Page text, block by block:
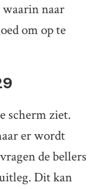
waarin naar
om op te
scherm ziet.
er wordt
de bellers
Dit kan